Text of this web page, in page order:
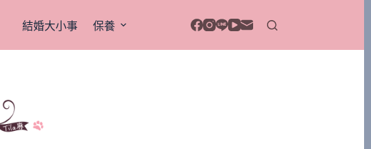
結婚大小事 保養